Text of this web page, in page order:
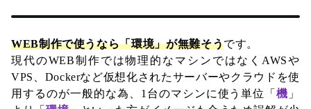
WEB制作で使うなら「環境」が無難そうです。
現代のWEB制作では物理的なマシンではなくAWSや
VPS、Dockerなど仮想化されたサーバーやクラウドを使
用するのが一般的な為、1台のマシンに使う単位「機 」